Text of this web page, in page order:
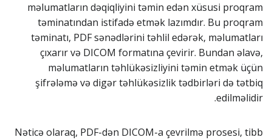
məlumatların dəqiqliyini təmin edən xüsusi proqram
təminatından istifadə etmək lazımdır. Bu proqram
təminatı, PDF sənədlərini təhlil edərək, məlumatları
çıxarır və DICOM formatına çevirir. Bundan əlavə,
məlumatların təhlükəsizliyini təmin etmək üçün
şifrələmə və digər təhlükəsizlik tədbirləri də tətbiq
edilməlidir.
Nəticə olaraq, PDF-dən DICOM-a çevrilmə prosesi, tibb